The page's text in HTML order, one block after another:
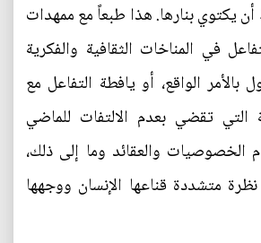
يكتوي بنارها. هذا طبعاً مع ممهدات
في المناخات الثقافية والفكرية
الواقع، أو يافطة التفاعل مع
التي تقضي بعدم الالتفات للماضي
الخصوصيات والعقائد وما إلى ذلك،
متشددة قناعها الإنسان ووجهها